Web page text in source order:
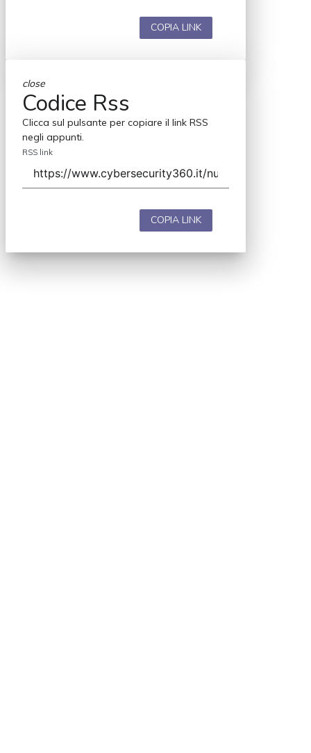
COPIA LINK
close
Codice Rss
Clicca sul pulsante per copiare il link RSS
negli appunti.
RSS link
COPIA LINK